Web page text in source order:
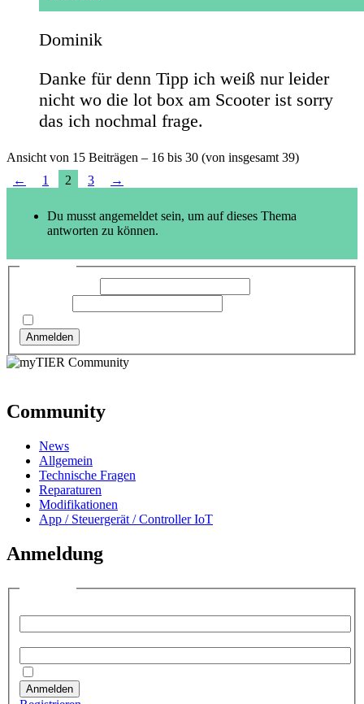
Dominik
Danke für denn Tipp ich weiß nur leider
nicht wo die lot box am Scooter ist sorry
das ich nochmal frage.
Ansicht von 15 Beiträgen – 16 bis 30 (von insgesamt 39)
←
1 2 3 →
Du musst angemeldet sein, um auf dieses Thema
antworten zu können.
Anmelden
Community
News
Allgemein
Technische Fragen
Reparaturen
Modifikationen
App / Steuergerät / Controller IoT
Anmeldung
Anmelden